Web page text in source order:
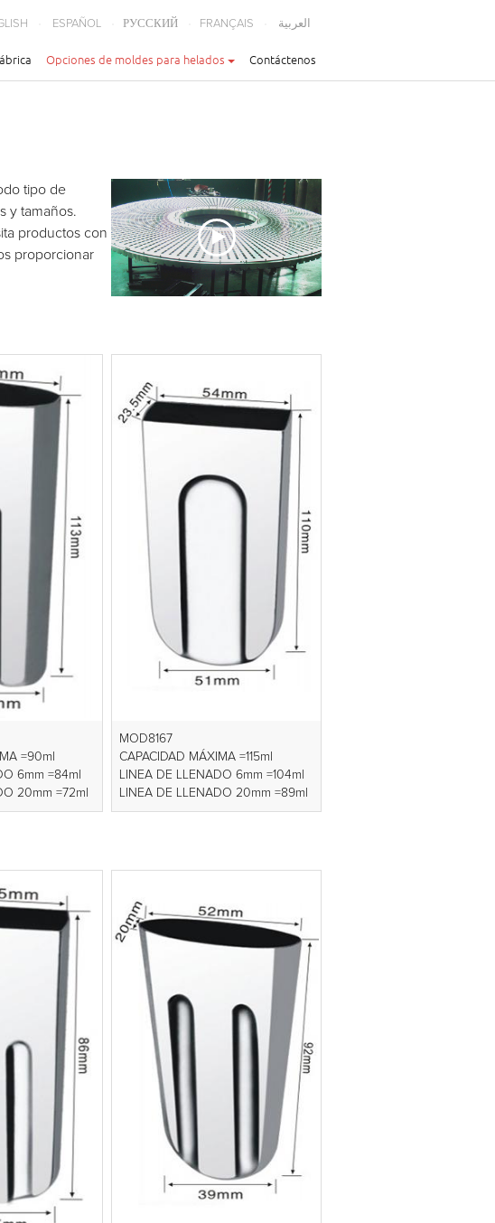
ESPAÑOL РУССКИЙ FRANÇAIS العربية
Opciones de moldes para helados Contáctenos
tipo de
y tamaños.
productos con
proporcionar
=90ml
6mm =84ml
20mm =72ml
MOD8167
CAPACIDAD MÁXIMA =115ml
LINEA DE LLENADO 6mm =104ml
LINEA DE LLENADO 20mm =89ml